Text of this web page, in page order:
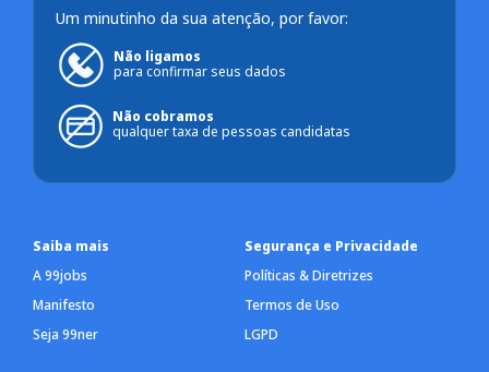
Saiba mais
A 99jobs
Manifesto
Seja 99ner
Segurança e Privacidade
Políticas & Diretrizes
Termos de Uso
LGPD
Um minutinho da sua atenção, por favor:
Não ligamos
para confirmar seus dados
Não cobramos
qualquer taxa de pessoas candidatas